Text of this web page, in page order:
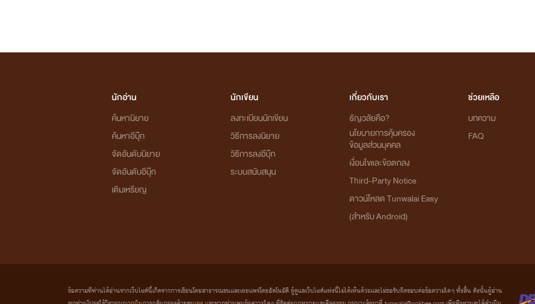
นักอ่าน
ค้นหานิยาย
ค้นหาอีบุ๊ก
จัดอันดับนิยาย
จัดอันดับอีบุ๊ก
เติมเหรียญ
นักเขียน
ลงทะเบียนนักเขียน
วิธีการลงนิยาย
วิธีการลงอีบุ๊ก
ระบบสนับสนุน
เกี่ยวกับเรา
ธัญวลัยคือ?
นโยบายการคุ้มครอง
ข้อมูลส่วนบุคคล
เงื่อนไขและข้อตกลง
Third-Party Notice
ดาวน์โหลด Tunwalai Easy
(สำหรับ Android)
ช่วยเหลือ
บทความ
FAQ
ข้อความที่ท่านได้อ่านจากเว็บไซต์นี้เกิดจากการเขียนโดยสาธารณชนและเผยแพร่โดยอัตโนมัติ ผู้ดูแลเว็บไซต์แห่งนี้ไม่ได้เห็นด้วยและไม่ขอรับผิดชอบต่อข้อความใดๆ ทั้งสิ้น ดังนั้นผู้อ่าน